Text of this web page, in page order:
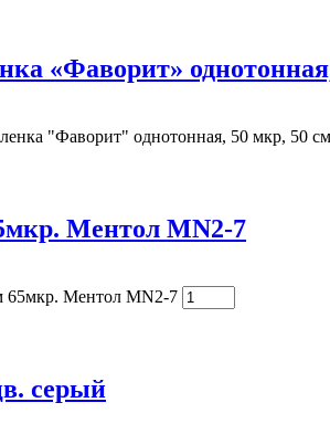
«Фаворит»
"Фаворит" однотонная, 50 мкр, 50
Ментол MN2-7
65мкр. Ментол MN2-7
серый